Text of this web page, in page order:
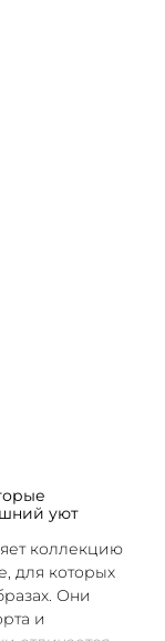
уют
коллекцию
для которых
Они
и